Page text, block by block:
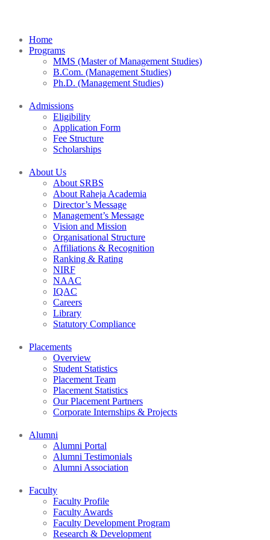
Home
Programs
MMS (Master of Management Studies)
B.Com. (Management Studies)
Ph.D. (Management Studies)
Admissions
Eligibility
Application Form
Fee Structure
Scholarships
About Us
About SRBS
About Raheja Academia
Director’s Message
Management’s Message
Vision and Mission
Organisational Structure
Affiliations & Recognition
Ranking & Rating
NIRF
NAAC
IQAC
Careers
Library
Statutory Compliance
Placements
Overview
Student Statistics
Placement Team
Placement Statistics
Our Placement Partners
Corporate Internships & Projects
Alumni
Alumni Portal
Alumni Testimonials
Alumni Association
Faculty
Faculty Profile
Faculty Awards
Faculty Development Program
Research & Development